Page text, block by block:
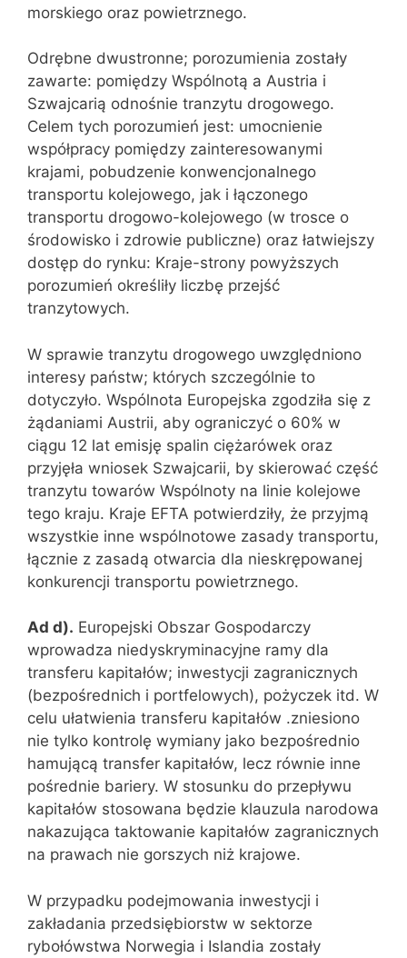
morskiego oraz powietrznego.
Odrębne dwustronne; porozumienia zostały
zawarte: pomiędzy Wspólnotą a Austria i
Szwajcarią odnośnie tranzytu drogowego.
Celem tych porozumień jest: umocnienie
współpracy pomiędzy zainteresowanymi
krajami, pobudzenie konwencjonalnego
transportu kolejowego, jak i łączonego
transportu drogowo-kolejowego (w trosce o
środowisko i zdrowie publiczne) oraz łatwiejszy
dostęp do rynku: Kraje-strony powyższych
porozumień określiły liczbę przejść
tranzytowych.
W sprawie tranzytu drogowego uwzględniono
interesy państw; których szczególnie to
dotyczyło. Wspólnota Europejska zgodziła się z
żądaniami Austrii, aby ograniczyć o 60% w
ciągu 12 lat emisję spalin ciężarówek oraz
przyjęła wniosek Szwajcarii, by skierować część
tranzytu towarów Wspólnoty na linie kolejowe
tego kraju. Kraje EFTA potwierdziły, że przyjmą
wszystkie inne wspólnotowe zasady transportu,
łącznie z zasadą otwarcia dla nieskrępowanej
konkurencji transportu powietrznego.
Ad d). Europejski Obszar Gospodarczy
wprowadza niedyskryminacyjne ramy dla
transferu kapitałów; inwestycji zagranicznych
(bezpośrednich i portfelowych), pożyczek itd. W
celu ułatwienia transferu kapitałów .zniesiono
nie tylko kontrolę wymiany jako bezpośrednio
hamującą transfer kapitałów, lecz równie inne
pośrednie bariery. W stosunku do przepływu
kapitałów stosowana będzie klauzula narodowa
nakazująca taktowanie kapitałów zagranicznych
na prawach nie gorszych niż krajowe.
W przypadku podejmowania inwestycji i
zakładania przedsiębiorstw w sektorze
rybołówstwa Norwegia i Islandia zostały